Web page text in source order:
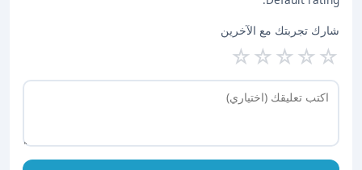
شارك تجربتك مع الآخرين
☆
☆
☆
☆
☆